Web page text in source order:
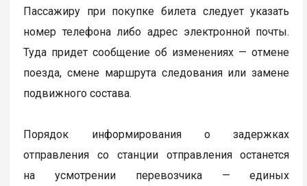
Пассажиру при покупке билета следует указать
номер телефона либо адрес электронной почты.
Туда придет сообщение об изменениях — отмене
поезда, смене маршрута следования или замене
подвижного состава.
Порядок информирования о задержках
отправления со станции отправления останется
на усмотрении перевозчика — единых